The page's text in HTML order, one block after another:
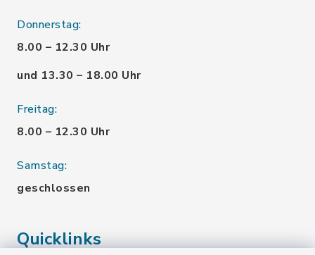
Donnerstag:
8.00 – 12.30 Uhr
und 13.30 – 18.00 Uhr
Freitag:
8.00 – 12.30 Uhr
Samstag:
geschlossen
Quicklinks